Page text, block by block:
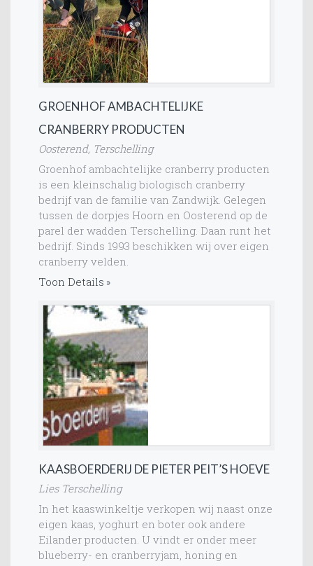
GROENHOF AMBACHTELIJKE
CRANBERRY PRODUCTEN
Oosterend, Terschelling
Groenhof ambachtelijke cranberry producten
is een kleinschalig biologisch cranberry
bedrijf van de familie van Zandwijk. Gelegen
tussen de dorpjes Hoorn en Oosterend op de
parel der wadden Terschelling. Daan runt het
bedrijf. Sinds 1993 beschikken wij over eigen
cranberry velden.
Toon Details
KAASBOERDERIJ DE PIETER PEIT’S HOEVE
Lies Terschelling
In het kaaswinkeltje verkopen wij naast onze
eigen kaas, yoghurt en boter ook andere
Eilander producten. U vindt er onder meer
blueberry- en cranberryjam, honing en